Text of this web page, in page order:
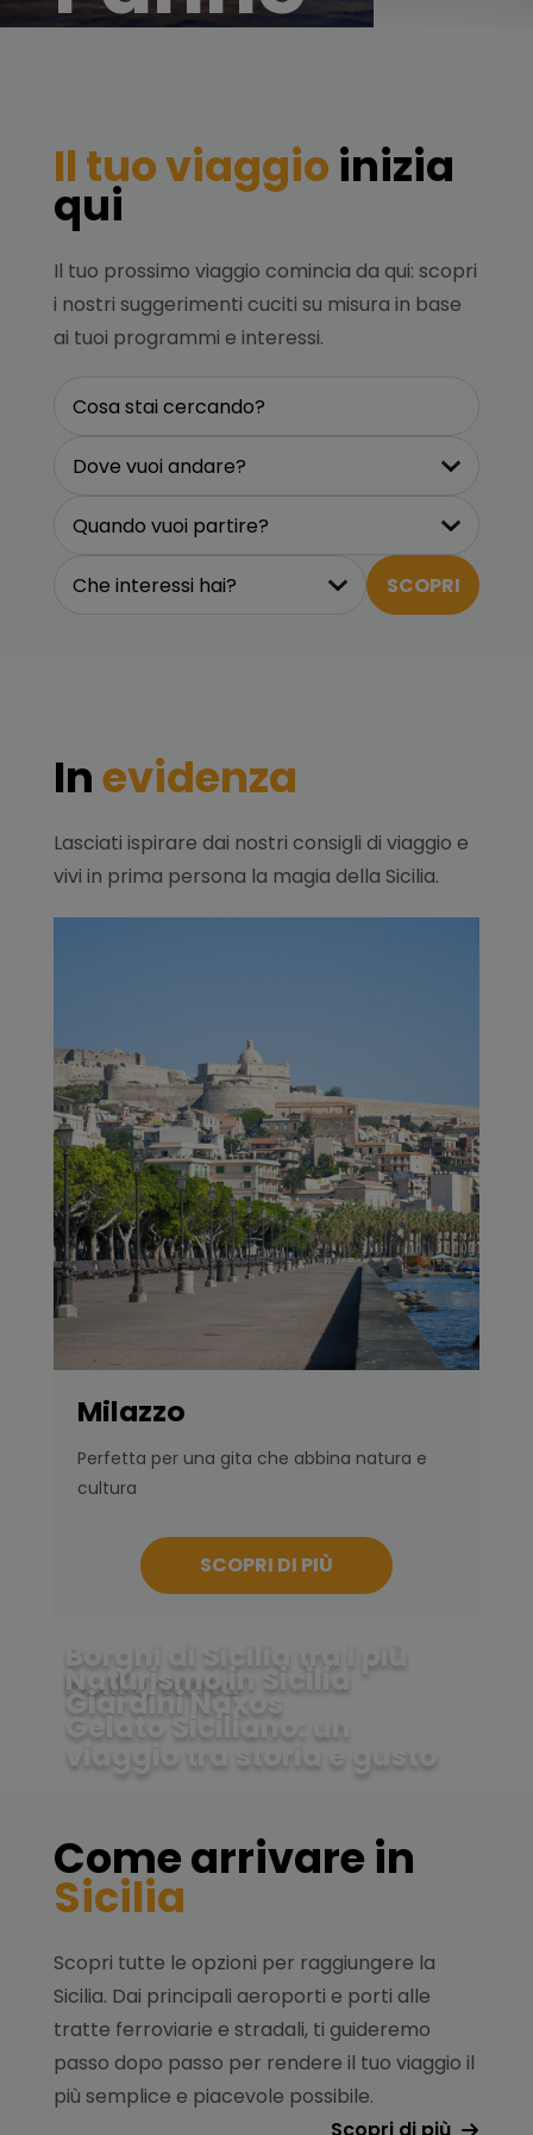
Il tuo viaggio inizia
qui
Il tuo prossimo viaggio comincia da qui: scopri
i nostri suggerimenti cuciti su misura in base
ai tuoi programmi e interessi.
Cosa stai cercando?
Dove vuoi andare?
Quando vuoi partire?
Che interessi hai?
Inevidenza
Lasciati ispirare dai nostri consigli di viaggio e
vivi in prima persona la magia della Sicilia.
Milazzo
Perfetta per una gita che abbina natura e
cultura
SCOPRI DI PIÙ
Borghi di Sicilia tra i più
belli d’Italia
Naturismo in Sicilia
Giardini Naxos
Gelato Siciliano: un
viaggio tra storia e gusto
Come arrivare in
Sicilia
Scopri tutte le opzioni per raggiungere la
Sicilia. Dai principali aeroporti e porti alle
tratte ferroviarie e stradali, ti guideremo
passo dopo passo per rendere il tuo viaggio il
più semplice e piacevole possibile.